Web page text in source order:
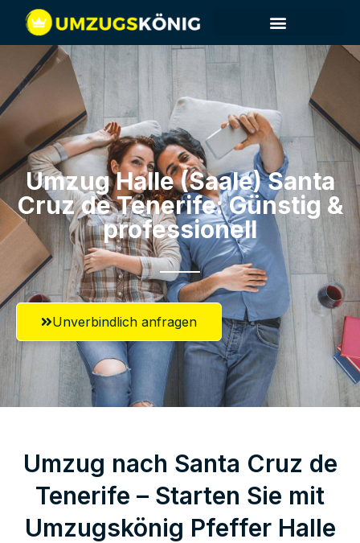
Umzug Halle (Saale)​ Santa
Cruz de Tenerife: Günstig &
professionell​
Unverbindlich anfragen
Umzug nach Santa Cruz de
Tenerife – Starten Sie mit
Umzugskönig Pfeffer Halle